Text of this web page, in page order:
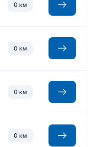
0 км
0 км
0 км
0 км